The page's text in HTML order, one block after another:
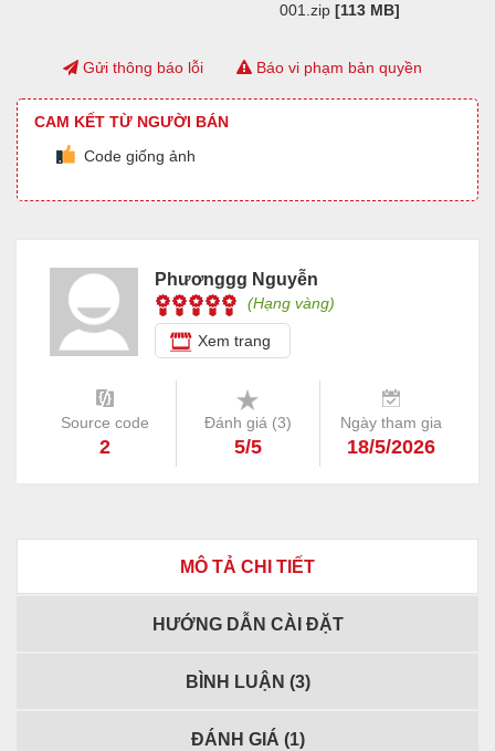
001.zip [113 MB]
Gửi thông báo lỗi Báo vi phạm bản quyền
CAM KẾT TỪ NGƯỜI BÁN
Code giống ảnh
Phươnggg Nguyễn
(Hạng vàng)
Xem trang
Source code
2
Đánh giá (3)
5/5
Ngày tham gia
18/5/2026
MÔ TẢ CHI TIẾT
HƯỚNG DẪN CÀI ĐẶT
BÌNH LUẬN (3)
ĐÁNH GIÁ (1)